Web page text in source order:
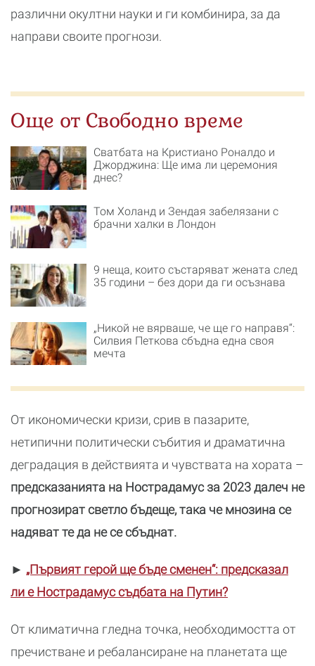
различни окултни науки и ги комбинира, за да
направи своите прогнози.
Още от Свободно време
Сватбата на Кристиано Роналдо и
Джорджина: Ще има ли церемония
днес?
Том Холанд и Зендая забелязани с
брачни халки в Лондон
9 неща, които състаряват жената след
35 години – без дори да ги осъзнава
„Никой не вярваше, че ще го направя“:
Силвия Петкова сбъдна една своя
мечта
От икономически кризи, срив в пазарите,
нетипични политически събития и драматична
деградация в действията и чувствата на хората –
предсказанията на Нострадамус за 2023 далеч не
прогнозират светло бъдеще, така че мнозина се
надяват те да не се сбъднат.
► „Първият герой ще бъде сменен“: предсказал
ли е Нострадамус съдбата на Путин?
От климатична гледна точка, необходимостта от
пречистване и ребалансиране на планетата ще